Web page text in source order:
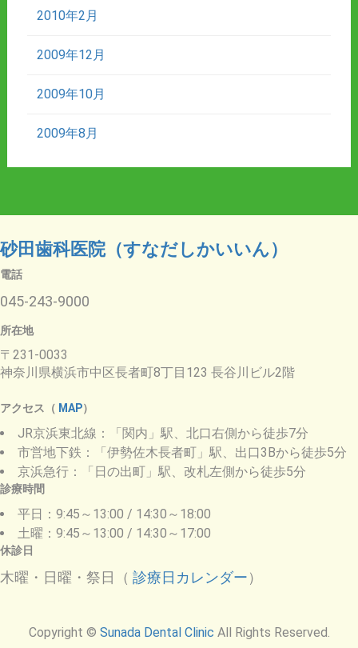
2010年2月
2009年12月
2009年10月
2009年8月
砂田歯科医院（すなだしかいいん）
電話
045-243-9000
所在地
〒231-0033
神奈川県横浜市中区長者町8丁目123 長谷川ビル2階
アクセス（ MAP）
JR京浜東北線：「関内」駅、北口右側から徒歩7分
市営地下鉄：「伊勢佐木長者町」駅、出口3Bから徒歩5分
京浜急行：「日の出町」駅、改札左側から徒歩5分
診療時間
平日：9:45～13:00 / 14:30～18:00
土曜：9:45～13:00 / 14:30～17:00
休診日
木曜・日曜・祭日（ 診療日カレンダー）
Copyright © Sunada Dental Clinic All Rights Reserved.